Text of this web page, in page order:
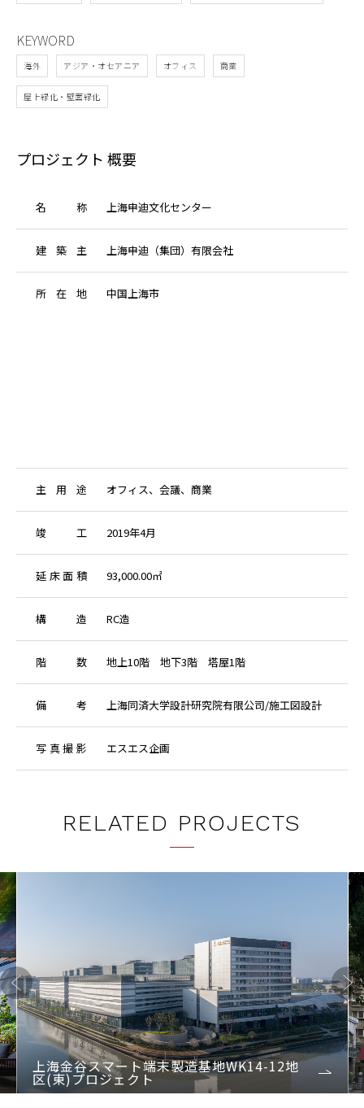
KEYWORD
海外 アジア・オセアニア オフィス 商業
屋上緑化・壁面緑化
プロジェクト 概要
名 称 上海申迪文化センター
建 築 主 上海申迪（集団）有限会社
所 在 地 中国上海市
主 用 途 オフィス、会議、商業
竣 工 2019年4月
延 床 面 積 93,000.00㎡
構 造 RC造
階 数 地上10階 地下3階 塔屋1階
備 考 上海同済大学設計研究院有限公司/施工図設計
写 真撮 影 エスエス企画
RELATED PROJECTS
Previo
us
上海金谷スマート端末製造基地WK14-12地
区(東)プロジェクト
Next